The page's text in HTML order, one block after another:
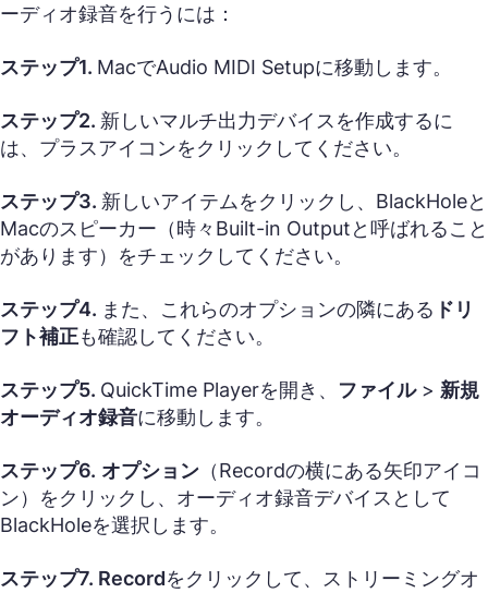
ーディオ録音を行うには：
ステップ1. MacでAudio MIDI Setupに移動します。
ステップ2. 新しいマルチ出力デバイスを作成するに
は、プラスアイコンをクリックしてください。
ステップ3. 新しいアイテムをクリックし、BlackHoleと
Macのスピーカー（時々Built-in Outputと呼ばれること
があります）をチェックしてください。
ステップ4. また、これらのオプションの隣にある ドリ
フト補正も確認してください。
ステップ5. QuickTime Playerを開き、 ファイル> 新規
オーディオ録音に移動します。
ステップ6. オプション （Recordの横にある矢印アイコ
ン）をクリックし、オーディオ録音デバイスとして
BlackHoleを選択します。
ステップ7. Recordをクリックして、ストリーミングオ